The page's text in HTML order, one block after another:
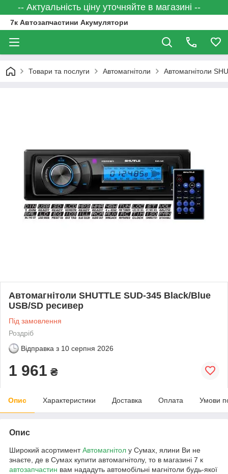
-- Актуальність ціну уточняйте в магазині --
7к Автозапчастини Акумулятори
Товари та послуги Автомагнітоли Автомагнітоли
Автомагнітоли SHUTTLE SUD-345 Black/Blue
USB/SD ресивер
Під замовлення
Роздріб
Відправка з 10 серпня 2026
1 961 ₴
Опис Характеристики Доставка Оплата Умови
Опис
Широкий асортиментАвтомагнітол у Сумах, ялини Ви не
знаєте, де в Сумах купити автомагнітолу, то в магазині 7 к
автозапчастин вам нададуть автомобільні магнітоли будь-якої